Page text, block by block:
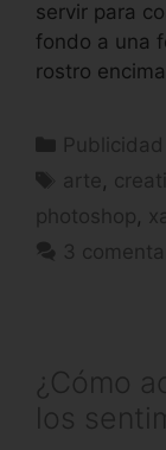
servir para
fondo a una
rostro
Publicidad
arte
photoshop
3
¿Cómo
los